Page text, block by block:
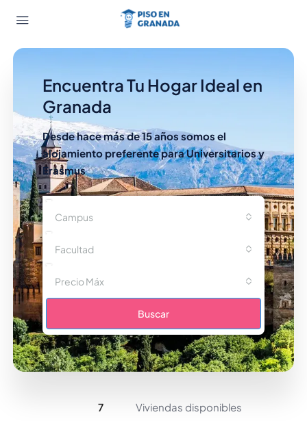
Encuentra Tu Hogar Ideal en
Granada
Desde hace más de 15 años somos el
alojamiento preferente para Universitarios y
Erasmus
Campus
Facultad
Precio Máx
Buscar
7
Viviendas disponibles